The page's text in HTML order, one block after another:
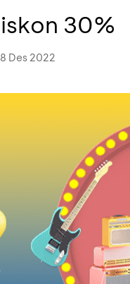
30%
Des 2022